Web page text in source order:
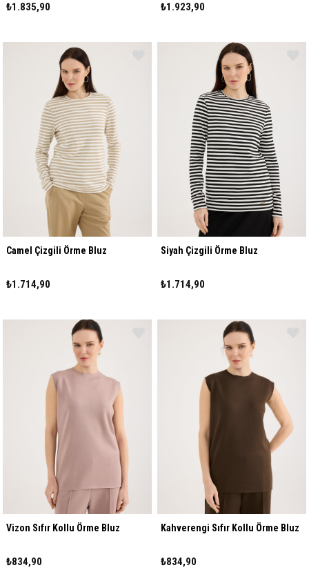
₺1.835,90 ₺1.923,90
Camel Çizgili Örme Bluz
₺1.714,90
Siyah Çizgili Örme Bluz
₺1.714,90
Vizon Sıfır Kollu Örme Bluz
₺834,90
Kahverengi Sıfır Kollu Örme Bluz
₺834,90